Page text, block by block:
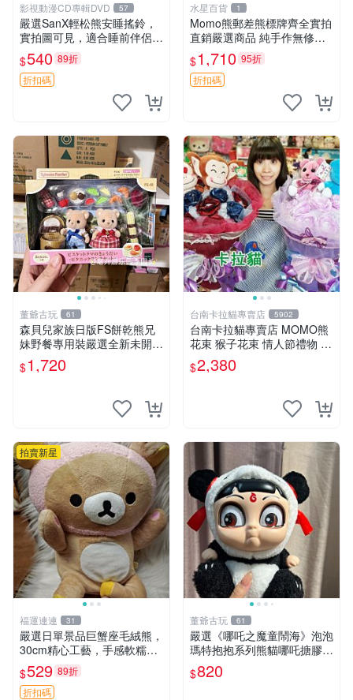
影視動漫CD專輯DVD 57
嚴選SanX輕松熊安睡搖鈴，
實拍圖可見，適合睡前伴侶，
Picks安撫好物 0325 懸吊 電
腦
$540 89折
折扣碼
水星百貨 1
Momo熊郵差熊標牌齊全實拍
直銷嚴選商品 純手作無修圖
可收藏 郵差熊 Momo熊 標牌
商品
$1,710 95折
折扣碼
董爺古玩 61
森貝兒家族日版FS餅乾熊兄
妹野餐專用裝嚴選全新未開
封，包含兩組大童款紙盒裝，
適合收藏與分享。 餅乾熊兄
$1,720
台南卡拉貓專賣店 5902
台南卡拉貓專賣店 MOMO熊
花束 猴子花束 情人節禮物 二
選一 可繡字 可今天寄明天到
$2,380
拍賣新星
福運連連 31
嚴選日單景品巨蟹座毛絨熊，
30cm精心工藝，手感軟糯推
薦收藏送人 巨蟹座 毛絨玩具
精緻做工
$529 89折
折扣碼
董爺古玩 61
嚴選《哪吒之魔童鬧海》泡泡
瑪特抱抱系列熊貓哪吒搪膠臉
毛絨， STATE：如圖顯示 哪
吒 毛絨公仔 泡泡瑪特
$820